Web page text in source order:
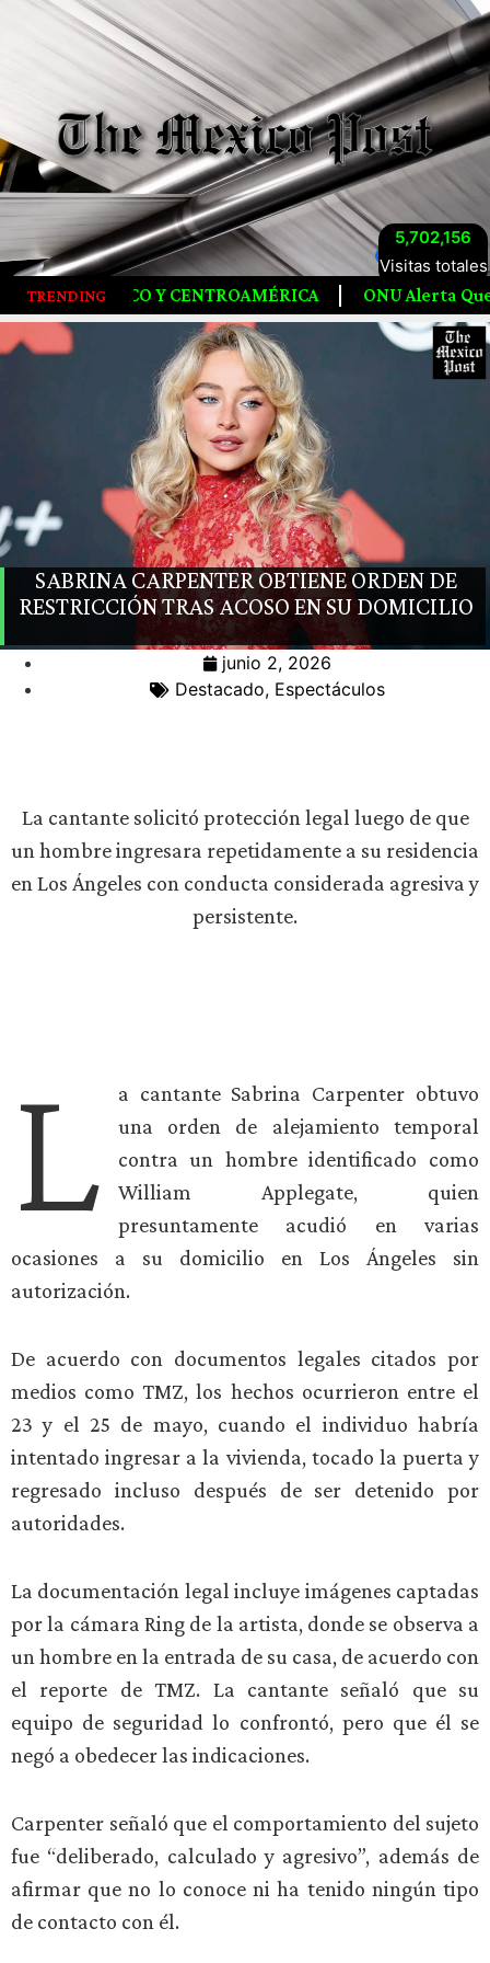
Visitas totales
5,702,156
TRENDING ONU Alerta Que La Humanidad Agotó
SABRINA CARPENTER OBTIENE ORDEN DE
RESTRICCIÓN TRAS ACOSO EN SU DOMICILIO
junio 2, 2026
Destacado, Espectáculos
La cantante solicitó protección legal luego de que
un hombre ingresara repetidamente a su residencia
en Los Ángeles con conducta considerada agresiva y
persistente.
L
a cantante Sabrina Carpenter obtuvo
una orden de alejamiento temporal
contra un hombre identificado como
William Applegate, quien
presuntamente acudió en varias
ocasiones a su domicilio en Los Ángeles sin
autorización.
De acuerdo con documentos legales citados por
medios como TMZ, los hechos ocurrieron entre el
23 y el 25 de mayo, cuando el individuo habría
intentado ingresar a la vivienda, tocado la puerta y
regresado incluso después de ser detenido por
autoridades.
La documentación legal incluye imágenes captadas
por la cámara Ring de la artista, donde se observa a
un hombre en la entrada de su casa, de acuerdo con
el reporte de TMZ. La cantante señaló que su
equipo de seguridad lo confrontó, pero que él se
negó a obedecer las indicaciones.
Carpenter señaló que el comportamiento del sujeto
fue “deliberado, calculado y agresivo”, además de
afirmar que no lo conoce ni ha tenido ningún tipo
de contacto con él.